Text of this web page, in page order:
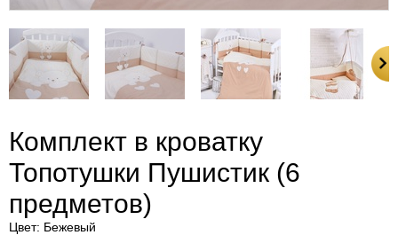
Комплект в кроватку
Топотушки Пушистик (6
предметов)
Цвет: Бежевый